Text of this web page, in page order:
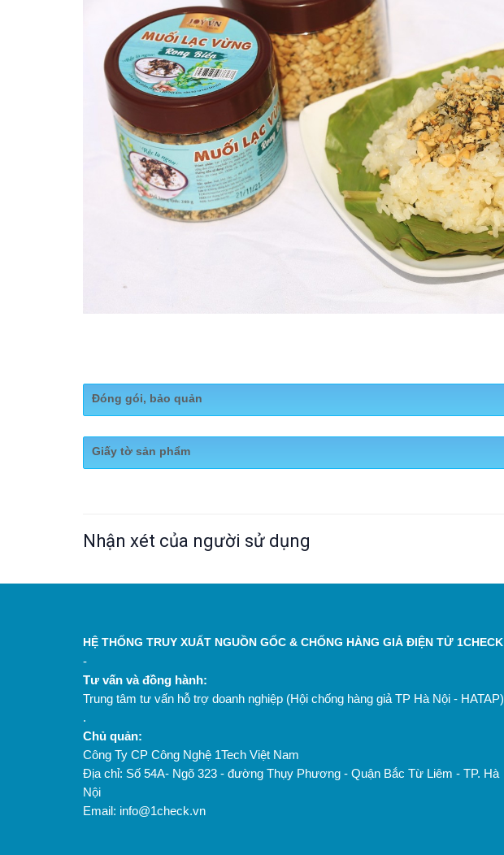
Đóng gói, bảo quản
Quy cách đóng gói: Hộp 240 gram
Giấy tờ sản phẩm
Nhận xét của người sử dụng
HỆ THỐNG TRUY XUẤT NGUỒN GỐC & CHỐNG HÀNG GIẢ ĐIỆN TỬ 1CHECK
-
Tư vấn và đồng hành:
Trung tâm tư vấn hỗ trợ doanh nghiệp (Hội chống hàng giả TP Hà Nội - HATAP)
.
Chủ quản:
Công Ty CP Công Nghệ 1Tech Việt Nam
Địa chỉ: Số 54A- Ngõ 323 - đường Thụy Phương - Quận Bắc Từ Liêm - TP. Hà
Nội
Email: info@1check.vn